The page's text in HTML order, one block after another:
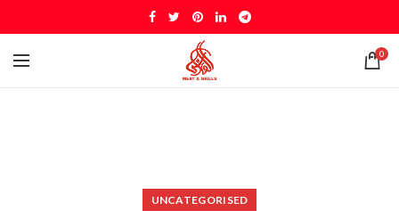
0
UNCATEGORISED